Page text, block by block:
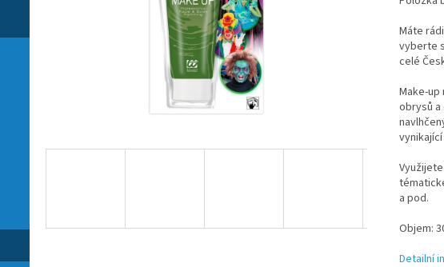
Máte
vyberte
celé
Make-
obrysů a
a pod.
Objem:
Detailní